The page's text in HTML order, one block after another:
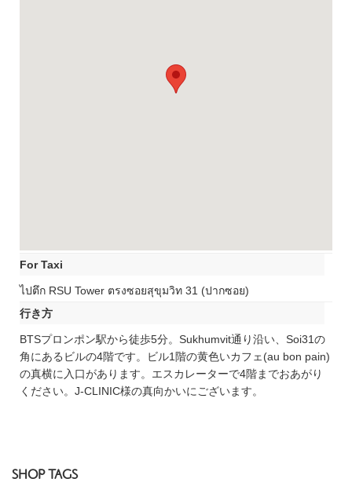
For Taxi
ไปตึก RSU Tower ตรงซอยสุขุมวิท 31 (ปากซอย)
行き方
BTSプロンポン駅から徒歩5分。Sukhumvit通り沿い、Soi31の
角にあるビルの4階です。ビル1階の黄色いカフェ(au bon pain)
の真横に入口があります。エスカレーターで4階までおあがり
ください。J-CLINIC様の真向かいにございます。
SHOP TAGS